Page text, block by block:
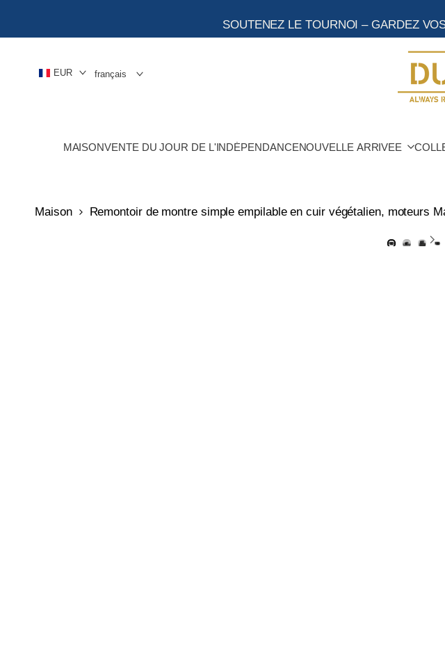
SOUTENEZ LE TOURNOI – GARDEZ
EUR français
MAISONVENTE DU JOUR DE L'INDÉPENDANCENOUVELLE ARRIVEE
Maison Remontoir de montre simple empilable en cuir végétalien, moteurs